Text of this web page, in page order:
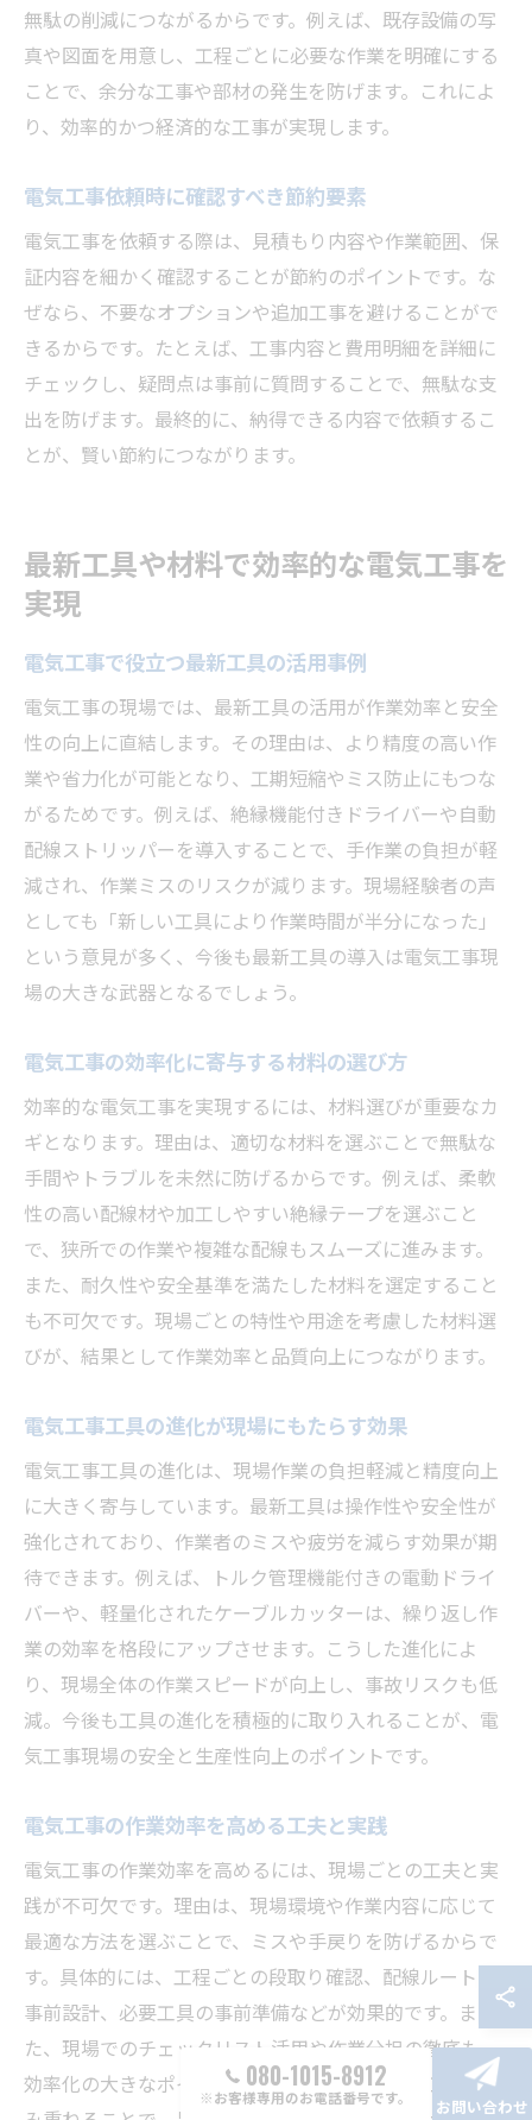
無駄の削減につながるからです。例えば、既存設備の写
真や図面を用意し、工程ごとに必要な作業を明確にする
ことで、余分な工事や部材の発生を防げます。これによ
り、効率的かつ経済的な工事が実現します。
電気工事依頼時に確認すべき節約要素
電気工事を依頼する際は、見積もり内容や作業範囲、保
証内容を細かく確認することが節約のポイントです。な
ぜなら、不要なオプションや追加工事を避けることがで
きるからです。たとえば、工事内容と費用明細を詳細に
チェックし、疑問点は事前に質問することで、無駄な支
出を防げます。最終的に、納得できる内容で依頼するこ
とが、賢い節約につながります。
最新工具や材料で効率的な電気工事を
実現
電気工事で役立つ最新工具の活用事例
電気工事の現場では、最新工具の活用が作業効率と安全
性の向上に直結します。その理由は、より精度の高い作
業や省力化が可能となり、工期短縮やミス防止にもつな
がるためです。例えば、絶縁機能付きドライバーや自動
配線ストリッパーを導入することで、手作業の負担が軽
減され、作業ミスのリスクが減ります。現場経験者の声
としても「新しい工具により作業時間が半分になった」
という意見が多く、今後も最新工具の導入は電気工事現
場の大きな武器となるでしょう。
電気工事の効率化に寄与する材料の選び方
効率的な電気工事を実現するには、材料選びが重要なカ
ギとなります。理由は、適切な材料を選ぶことで無駄な
手間やトラブルを未然に防げるからです。例えば、柔軟
性の高い配線材や加工しやすい絶縁テープを選ぶこと
で、狭所での作業や複雑な配線もスムーズに進みます。
また、耐久性や安全基準を満たした材料を選定すること
も不可欠です。現場ごとの特性や用途を考慮した材料選
びが、結果として作業効率と品質向上につながります。
電気工事工具の進化が現場にもたらす効果
電気工事工具の進化は、現場作業の負担軽減と精度向上
に大きく寄与しています。最新工具は操作性や安全性が
強化されており、作業者のミスや疲労を減らす効果が期
待できます。例えば、トルク管理機能付きの電動ドライ
バーや、軽量化されたケーブルカッターは、繰り返し作
業の効率を格段にアップさせます。こうした進化によ
り、現場全体の作業スピードが向上し、事故リスクも低
減。今後も工具の進化を積極的に取り入れることが、電
気工事現場の安全と生産性向上のポイントです。
電気工事の作業効率を高める工夫と実践
電気工事の作業効率を高めるには、現場ごとの工夫と実
践が不可欠です。理由は、現場環境や作業内容に応じて
最適な方法を選ぶことで、ミスや手戻りを防げるからで
す。具体的には、工程ごとの段取り確認、配線ルートの
事前設計、必要工具の事前準備などが効果的です。ま
た、現場でのチェックリスト活用や作業分担の徹底も、
効率化の大きなポイントとなります。こうした工夫を積
080-1015-8912
※お客様専用のお電話番号です。 お問い合わせ